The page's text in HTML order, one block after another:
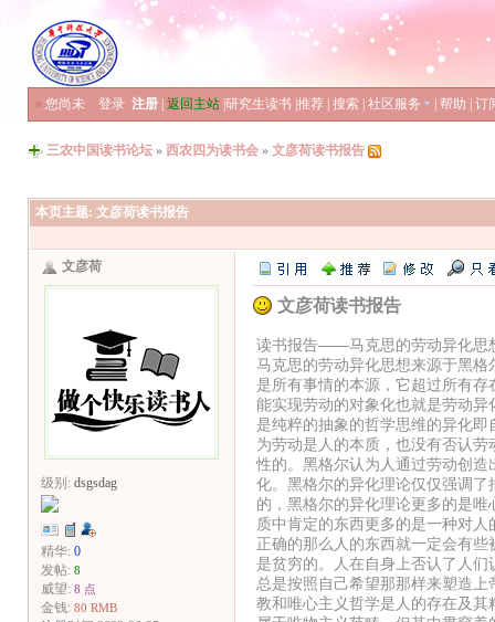
» 您尚未 登录 注册 返回主站 研究生读书 推荐 搜索 社区服务 帮助 订
三农中国读书论坛 » 西农四为读书会 » 文彦荷读书报告
本页主题: 文彦荷读书报告
文彦荷
级别: dsgsdag
精华: 0
发帖: 8
威望: 8 点
金钱: 80 RMB
文彦荷读书报告
读书报告——马克思的劳动异化思
马克思的劳动异化思想来源于黑
是所有事情的本源，它超过所有
能实现劳动的对象化也就是劳动
是纯粹的抽象的哲学思维的异化
为劳动是人的本质，也没有否认
性的。黑格尔认为人通过劳动创
化。黑格尔的异化理论仅仅强调
的，黑格尔的异化理论更多的是
质中肯定的东西更多的是一种对
正确的那么人的东西就一定会有
是贫穷的。人在自身上否认了人
总是按照自己希望那那样来塑造
教和唯心主义哲学是人的存在及